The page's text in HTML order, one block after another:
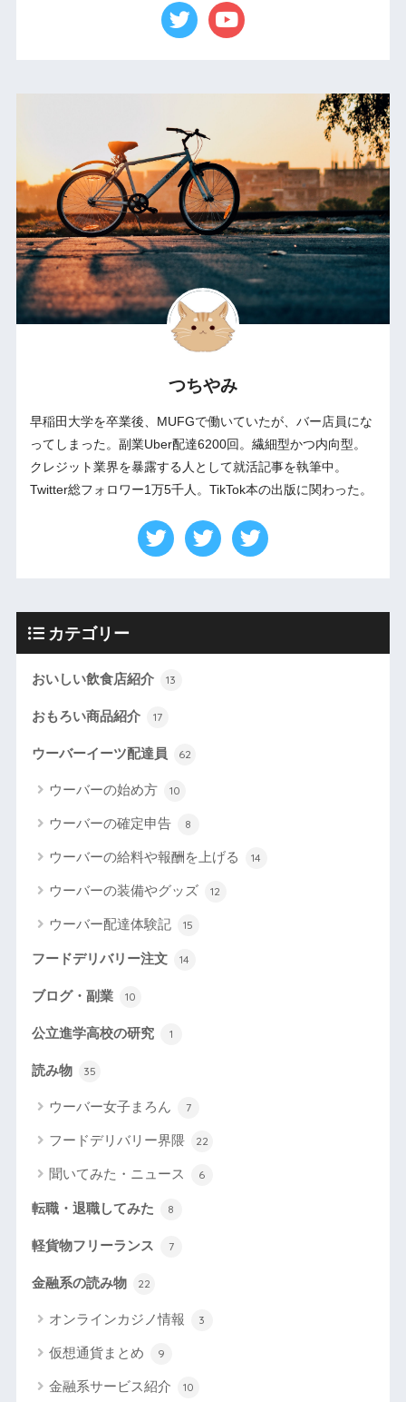
つちやみ
早稲田大学を卒業後、MUFGで働いていたが、バー店員にな
ってしまった。副業Uber配達6200回。繊細型かつ内向型。
クレジット業界を暴露する人として就活記事を執筆中。
Twitter総フォロワー1万5千人。TikTok本の出版に関わった。
カテゴリー
おいしい飲食店紹介 13
おもろい商品紹介 17
ウーバーイーツ配達員 62
ウーバーの始め方 10
ウーバーの確定申告 8
ウーバーの給料や報酬を上げる 14
ウーバーの装備やグッズ 12
ウーバー配達体験記 15
フードデリバリー注文 14
ブログ・副業 10
公立進学高校の研究 1
読み物 35
ウーバー女子まろん 7
フードデリバリー界隈 22
聞いてみた・ニュース 6
転職・退職してみた 8
軽貨物フリーランス 7
金融系の読み物 22
オンラインカジノ情報 3
仮想通貨まとめ 9
金融系サービス紹介 10